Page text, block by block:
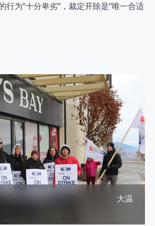
行为“十分卑劣”，裁定开除是“唯一合适
大温